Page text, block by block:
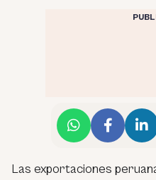
Las exportaciones